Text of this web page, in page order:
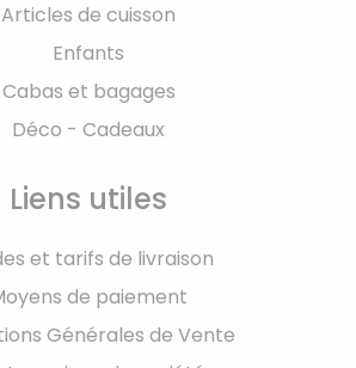
Articles de cuisson
Enfants
Cabas et bagages
Déco - Cadeaux
Liens utiles
et tarifs de livraison
de paiement
Générales de Vente